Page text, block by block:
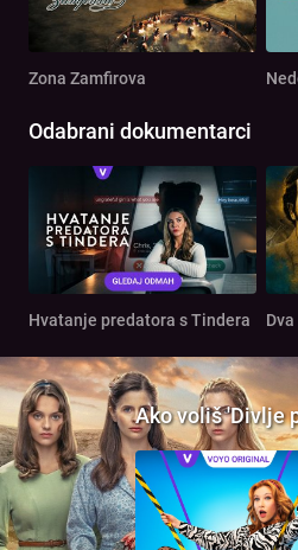
Zona Zamfirova
Odabrani dokumentarci
Hvatanje predatora s Tindera
Ako voliš 'Divlje